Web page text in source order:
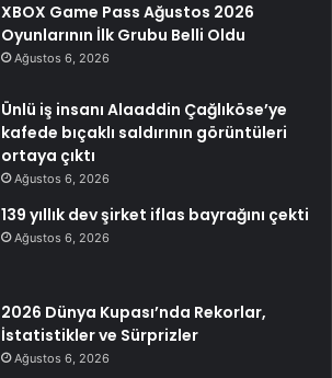
XBOX Game Pass Ağustos 2026
Oyunlarının İlk Grubu Belli Oldu
Ağustos 6, 2026
Ünlü iş insanı Alaaddin Çağlıköse’ye
kafede bıçaklı saldırının görüntüleri
ortaya çıktı
Ağustos 6, 2026
139 yıllık dev şirket iflas bayrağını çekti
Ağustos 6, 2026
2026 Dünya Kupası’nda Rekorlar,
İstatistikler ve Sürprizler
Ağustos 6, 2026